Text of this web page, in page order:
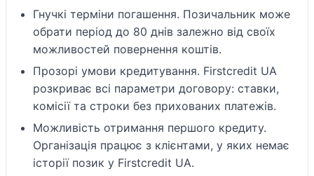
Гнучкі терміни погашення. Позичальник може
обрати період до 80 днів залежно від своїх
можливостей повернення коштів.
Прозорі умови кредитування. Firstcredit UA
розкриває всі параметри договору: ставки,
комісії та строки без прихованих платежів.
Можливість отримання першого кредиту.
Організація працює з клієнтами, у яких немає
історії позик у Firstcredit UA.